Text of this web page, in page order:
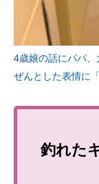
4歳娘の話にパパ
ぜんとした表情に
釣れた